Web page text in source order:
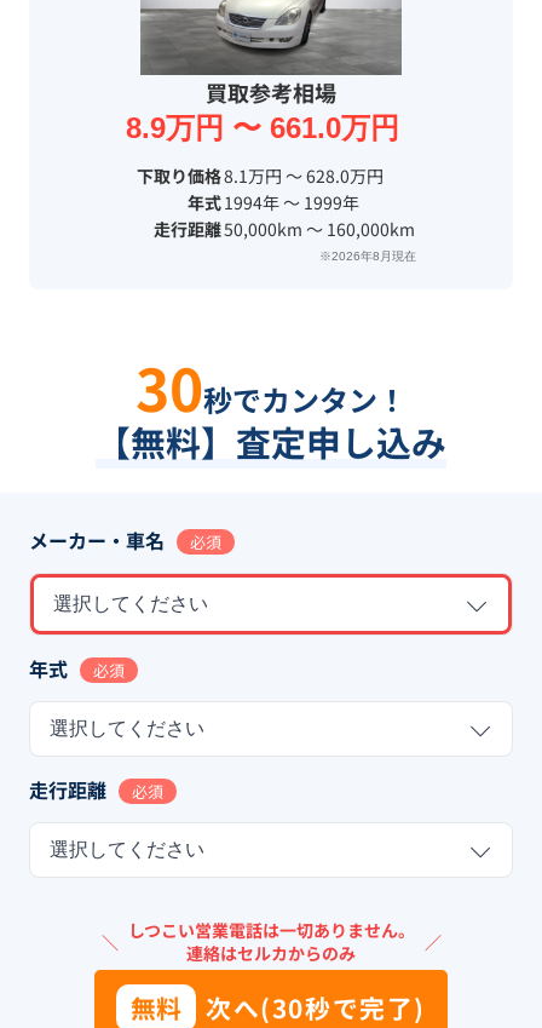
買取参考相場
8.9万円 〜 661.0万円
下取り価格8.1万円 〜 628.0万円
年式1994年 〜 1999年
走行距離50,000km 〜 160,000km
※2026年8月現在
30秒でカンタン！
【無料】査定申し込み
メーカー・車名 必須
選択してください
年式 必須
選択してください
走行距離 必須
選択してください
＼ しつこい営業電話は一切ありません。
連絡はセルカからのみ
／
無料 次へ(30秒で完了)